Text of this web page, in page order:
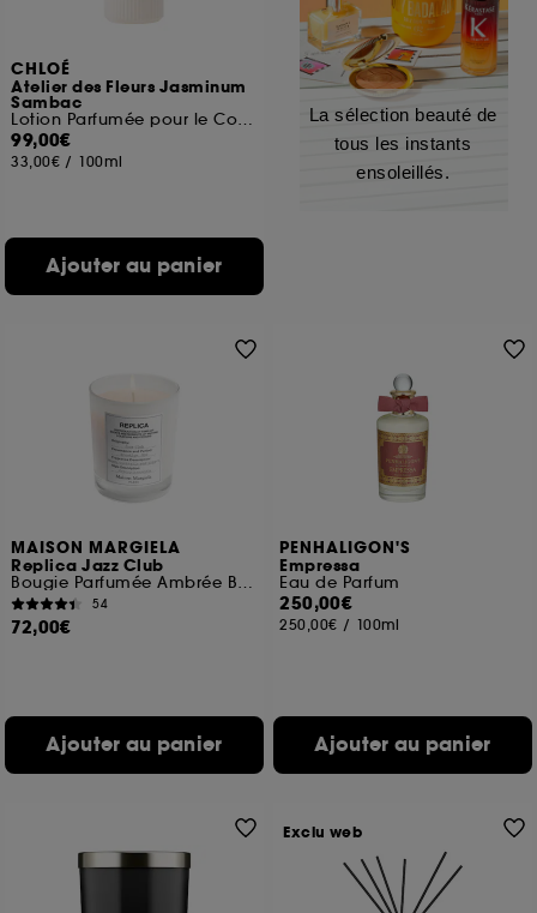
CHLOÉ
Atelier des Fleurs Jasminum
Sambac
Lotion Parfumée pour le Corps
99,00€
33,00€ / 100ml
Ajouter au panier
La sélection beauté de
tous les instants
ensoleillés.
MAISON MARGIELA
Replica Jazz Club
Bougie Parfumée Ambrée Boisée
54
72,00€
Ajouter au panier
PENHALIGON'S
Empressa
Eau de Parfum
250,00€
250,00€ / 100ml
Ajouter au panier
Exclu web